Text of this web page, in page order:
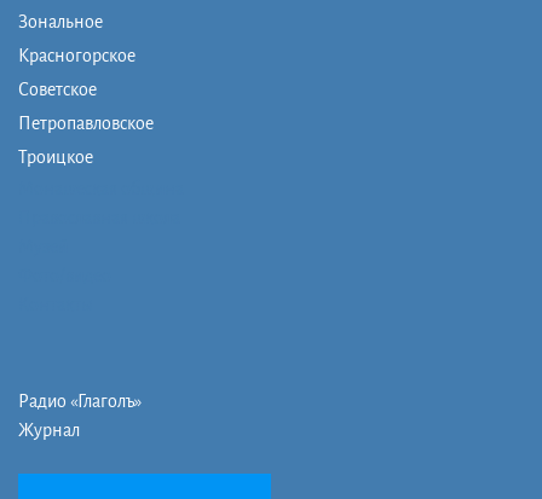
Зональное
Красногорское
Советское
Петропавловское
Троицкое
Радио «Глаголъ»
Журнал